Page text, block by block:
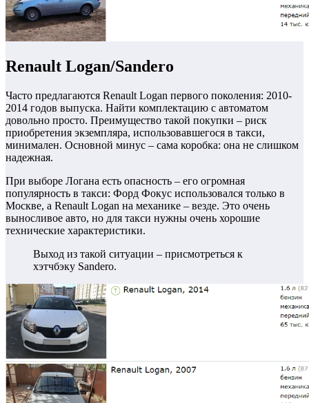
Renault Logan/Sandero
Часто предлагаются Renault Logan первого поколения: 2010-
2014 годов выпуска. Найти комплектацию с автоматом
довольно просто. Преимущество такой покупки – риск
приобретения экземпляра, использовавшегося в такси,
минимален. Основной минус – сама коробка: она не слишком
надежная.
При выборе Логана есть опасность – его огромная
популярность в такси: Форд Фокус использовался только в
Москве, а Renault Logan на механике – везде. Это очень
выносливое авто, но для такси нужны очень хорошие
технические характеристики.
Выход из такой ситуации – присмотреться к
хэтчбэку Sandero.